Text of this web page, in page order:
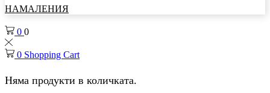
НАМАЛЕНИЯ
0 0
0 Shopping Cart
Няма продукти в количката.